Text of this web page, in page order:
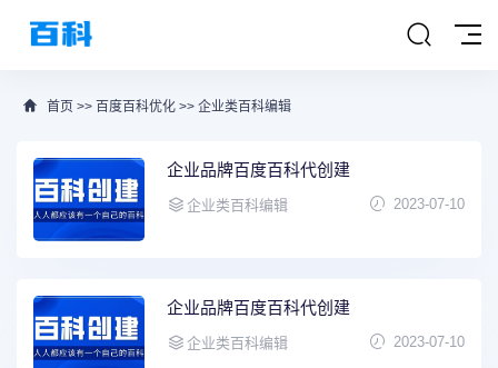
首页 >> 百度百科优化 >> 企业类百科编辑
企业品牌百度百科代创建
企业类百科编辑 2023-07-10
企业品牌百度百科代创建
企业类百科编辑 2023-07-10